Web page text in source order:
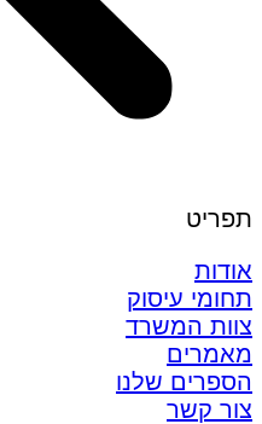
תפריט
אודות
תחומי עיסוק
צוות המשרד
מאמרים
הספרים שלנו
צור קשר